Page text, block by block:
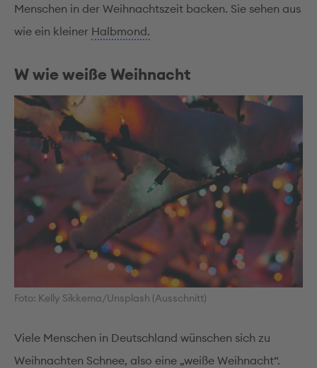
Menschen in der Weihnachtszeit backen. Sie sehen aus
wie ein kleiner Halbmond.
W wie weiße Weihnacht
Foto: Kelly Sikkema/Unsplash (Ausschnitt)
Viele Menschen in Deutschland wünschen sich zu
Weihnachten Schnee, also eine „weiße Weihnacht“.